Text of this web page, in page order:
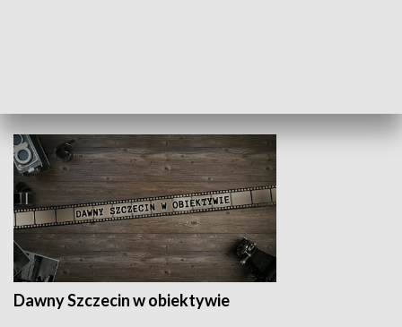
Dawny Szczecin w obiektywie